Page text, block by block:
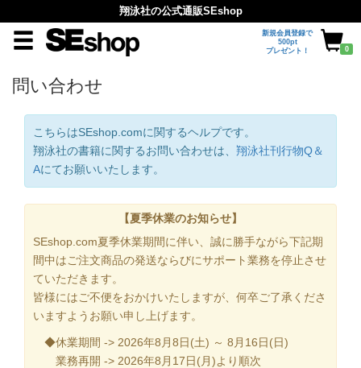
翔泳社の公式通販SEshop
新規会員登録で
500pt
プレゼント！
0
問い合わせ
こちらはSEshop.comに関するヘルプです。
翔泳社の書籍に関するお問い合わせは、 翔泳社刊行物Q＆
Aにてお願いいたします。
【夏季休業のお知らせ】
SEshop.com夏季休業期間に伴い、誠に勝手ながら下記期
間中はご注文商品の発送ならびにサポート業務を停止させ
ていただきます。
皆様にはご不便をおかけいたしますが、何卒ご了承くださ
いますようお願い申し上げます。
◆休業期間 -> 2026年8月8日(土) ～ 8月16日(日)
業務再開 -> 2026年8月17日(月)より順次